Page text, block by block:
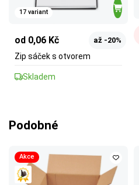
17 variant
od 0,06 Kč až -20%
Zip sáček s otvorem
Skladem
Podobné
Akce